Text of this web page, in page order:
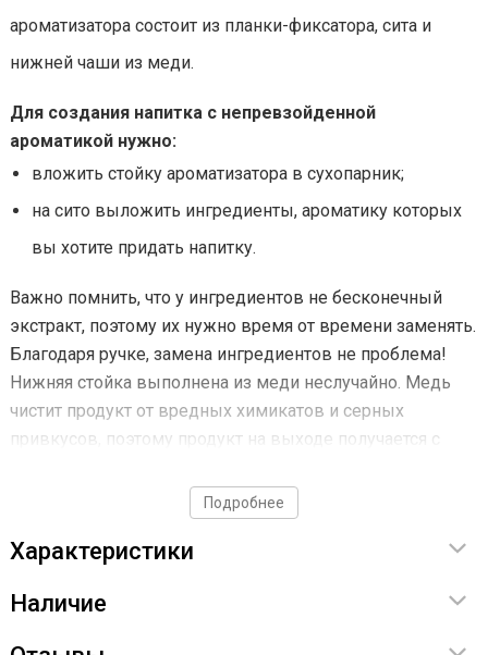
ароматизатора состоит из планки-фиксатора, сита и
нижней чаши из меди.
Для создания напитка с непревзойденной
ароматикой нужно:
вложить стойку ароматизатора в сухопарник;
на сито выложить ингредиенты, ароматику которых
вы хотите придать напитку.
Важно помнить, что у ингредиентов не бесконечный
экстракт, поэтому их нужно время от времени заменять.
Благодаря ручке, замена ингредиентов не проблема!
Нижняя стойка выполнена из меди неслучайно. Медь
чистит продукт от вредных химикатов и серных
привкусов, поэтому продукт на выходе получается с
Подробнее
Характеристики
Наличие